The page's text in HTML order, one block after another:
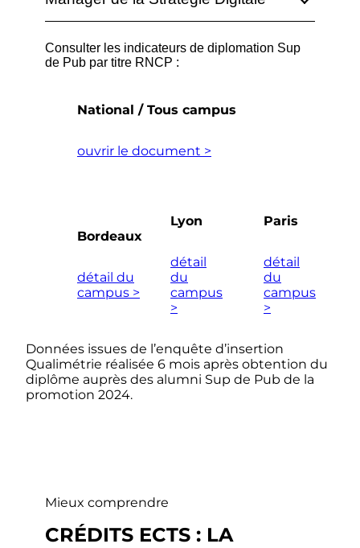
Consulter les indicateurs de diplomation Sup
de Pub par titre RNCP :
National / Tous campus
ouvrir le document >
Bordeaux
détail du
campus >
Lyon
détail
du
campus
>
Paris
détail
du
campus
>
Données issues de l’enquête d’insertion
Qualimétrie réalisée 6 mois après obtention du
diplôme auprès des alumni Sup de Pub de la
promotion 2024.
Mieux comprendre
CRÉDITS ECTS : LA